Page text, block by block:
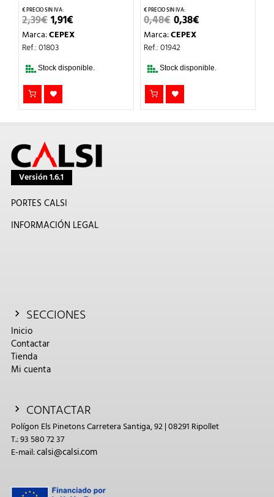
2,39€EL
PRECIO
ORIGINAL
ERA:
1,91€PRECIO
ACTUAL
Marca:CEPEX
Ref.: 01803
Stock disponible.
0,48€EL
PRECIO
ORIGINAL
ERA:
0,38€
Marca:CEPEX
Ref.: 01942
Stock disponible.
Versión 1.6.1
PORTES CALSI
INFORMACIÓN LEGAL
SECCIONES
Inicio
Contactar
Tienda
Mi cuenta
CONTACTAR
Polígon Els Pinetons Carretera Santiga, 92 | 08291 Ripollet
T.: 93 580 72 37
E-mail:calsi@calsi.com